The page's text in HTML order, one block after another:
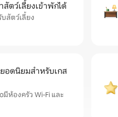
ตว์เลี้ยงเข้าพักได้
สัตว์เลี้ยง
อดนิยมสำหรับเกส
ห้องครัว Wi-Fi และ